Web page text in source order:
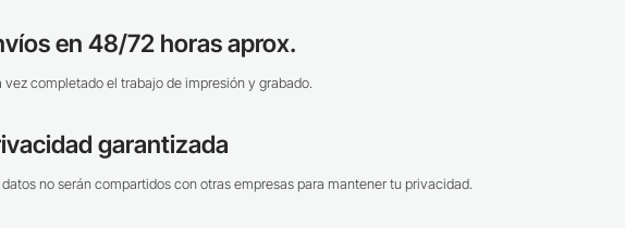
en 48/72 horas aprox.
vez completado el trabajo de impresión y grabado.
garantizada
datos no serán compartidos con otras empresas para mantener tu privacidad.